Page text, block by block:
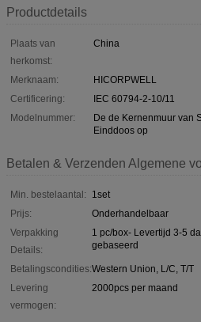
Productdetails
Plaats van
herkomst:
China
Merknaam:
HICORPWELL
Certificering:
IEC 60794-2-10/11
Modelnummer:
De de Kernenmuur van
Einddoos op
Betalen & Verzenden Algemene
Min. bestelaantal:
1set
Prijs:
Onderhandelbaar
Verpakking
Details:
1 pc/box- Levertijd 3-5
gebaseerd
Betalingscondities:Western Union, L/C, T/T
Levering
vermogen:
2000pcs per maand